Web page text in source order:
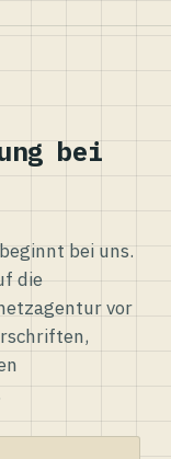
bei
bei uns.
die
vor